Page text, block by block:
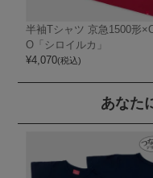
半袖Tシャツ 京急1500形
O「シロイルカ」
¥4,070(税込)
あなた